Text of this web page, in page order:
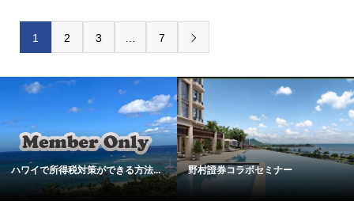
1 2 3 7 
ハワイで所得税対策ができる方法... 野村證券コラボセミナー